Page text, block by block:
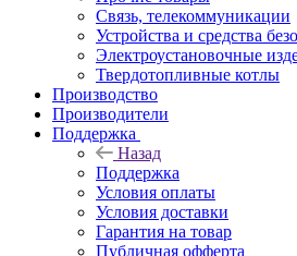
Связь, телекоммуникации
Устройства и средства
Электроустановочные
Твердотопливные котлы
Производство
Производители
Поддержка
Назад
Поддержка
Условия оплаты
Условия доставки
Гарантия на товар
Публичная офферта